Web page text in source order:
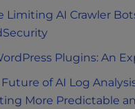
Limiting AI Crawler
Plugins: An
of AI Log
More Predictable